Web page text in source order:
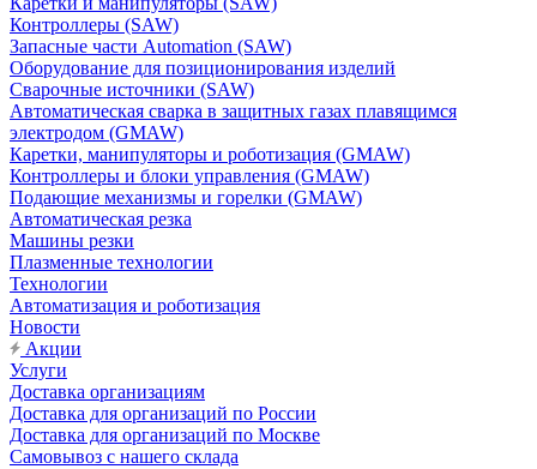
Контроллеры (SAW)
Запасные части Automation (SAW)
Оборудование для позиционирования изделий
Сварочные источники (SAW)
Автоматическая сварка в защитных газах плавящимся
электродом (GMAW)
Каретки, манипуляторы и роботизация (GMAW)
Контроллеры и блоки управления (GMAW)
Подающие механизмы и горелки (GMAW)
Автоматическая резка
Машины резки
Плазменные технологии
Технологии
Автоматизация и роботизация
Новости
Акции
Услуги
Доставка организациям
Доставка для организаций по России
Доставка для организаций по Москве
Самовывоз с нашего склада